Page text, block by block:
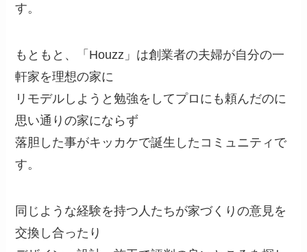
す。
もともと、「Houzz」は創業者の夫婦が自分の一
軒家を理想の家に
リモデルしようと勉強をしてプロにも頼んだのに
思い通りの家にならず
落胆した事がキッカケで誕生したコミュニティで
す。
同じような経験を持つ人たちが家づくりの意見を
交換し合ったり